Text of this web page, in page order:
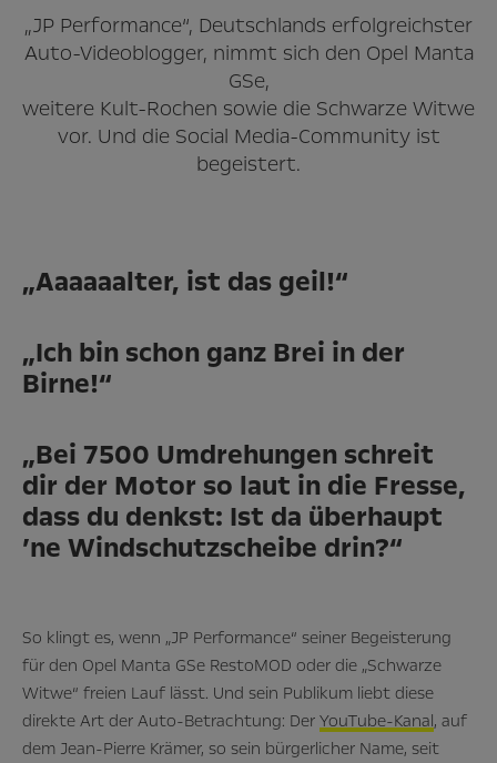
„JP Performance“, Deutschlands erfolgreichster
Auto-Videoblogger, nimmt sich den Opel Manta
GSe,
weitere Kult-Rochen sowie die Schwarze Witwe
vor. Und die Social Media-Community ist
begeistert.
„Aaaaaalter, ist das geil!“
„Ich bin schon ganz Brei in der
Birne!“
„Bei 7500 Umdrehungen schreit
dir der Motor so laut in die Fresse,
dass du denkst: Ist da überhaupt
’ne Windschutzscheibe drin?“
So klingt es, wenn „JP Performance“ seiner Begeisterung
für den Opel Manta GSe RestoMOD oder die „Schwarze
Witwe“ freien Lauf lässt. Und sein Publikum liebt diese
direkte Art der Auto-Betrachtung: Der YouTube-Kanal, auf
dem Jean-Pierre Krämer, so sein bürgerlicher Name, seit